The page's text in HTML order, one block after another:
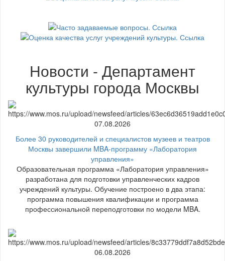
Новости - Департамент
культуры города Москвы
07.08.2026
Более 30 руководителей и специалистов музеев и театров
Москвы завершили MBA-программу «Лаборатория
управления»
Образовательная программа «Лаборатория управления»
разработана для подготовки управленческих кадров
учреждений культуры. Обучение построено в два этапа:
программа повышения квалификации и программа
профессиональной переподготовки по модели MBA.
06.08.2026